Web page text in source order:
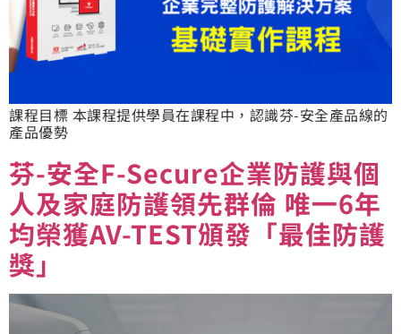
課程目標 本課程提供學員在課程中，認識芬-安全產品線的
產品優勢
芬-安全F-Secure企業防護與個
人及家庭防護領先群倫 唯一6年
均榮獲AV-TEST頒發「最佳防護
獎」